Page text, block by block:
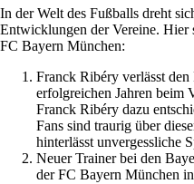
In der Welt des Fußballs dreht
Entwicklungen der Vereine. Hier
FC Bayern München:
Franck Ribéry verlässt
erfolgreichen Jahren beim
Franck Ribéry dazu
Fans sind traurig über
hinterlässt unvergessliche
Neuer Trainer bei den
der FC Bayern München